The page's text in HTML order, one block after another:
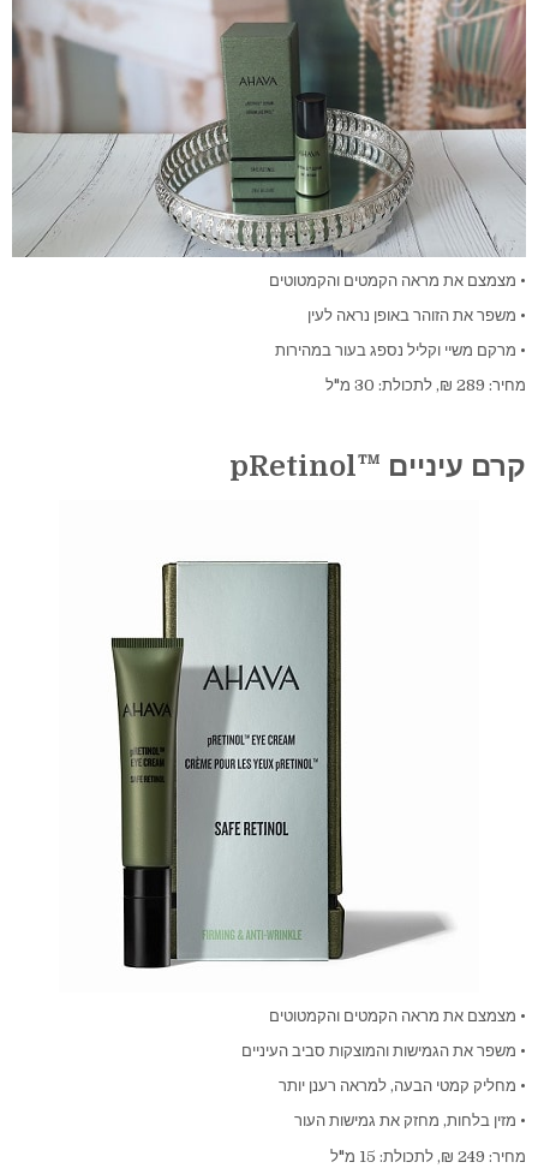
• מצמצם את מראה הקמטים והקמטוטים
• משפר את הזוהר באופן נראה לעין
• מרקם משיי וקליל נספג בעור במהירות
מחיר: 289 ₪, לתכולת: 30 מ"ל
קרם עיניים ™pRetinol
• מצמצם את מראה הקמטים והקמטוטים
• משפר את הגמישות והמוצקות סביב העיניים
• מחליק קמטי הבעה, למראה רענן יותר
• מזין בלחות, מחזק את גמישות העור
מחיר: 249 ₪, לתכולת: 15 מ"ל